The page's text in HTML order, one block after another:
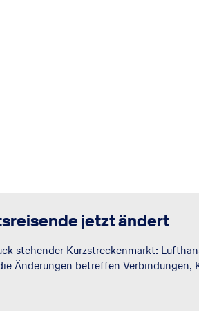
jetzt ändert
stehender Kurzstreckenmarkt:
Änderungen betreffen